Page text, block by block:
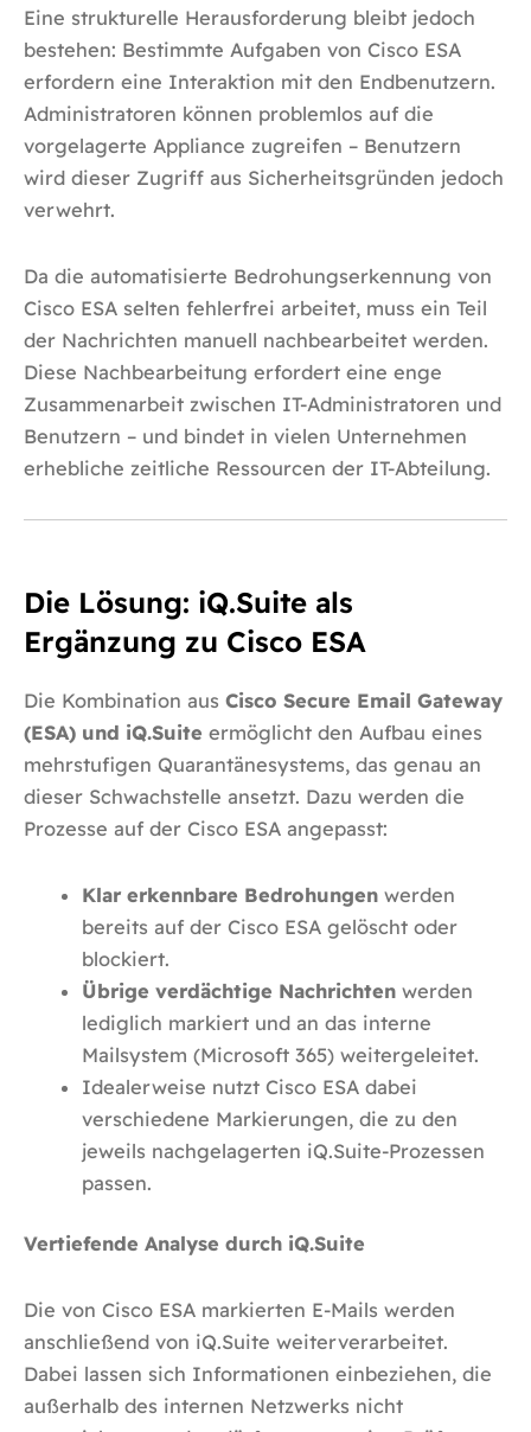
Eine strukturelle Herausforderung bleibt jedoch
bestehen: Bestimmte Aufgaben von Cisco ESA
erfordern eine Interaktion mit den Endbenutzern.
Administratoren können problemlos auf die
vorgelagerte Appliance zugreifen – Benutzern
wird dieser Zugriff aus Sicherheitsgründen jedoch
verwehrt.
Da die automatisierte Bedrohungserkennung von
Cisco ESA selten fehlerfrei arbeitet, muss ein Teil
der Nachrichten manuell nachbearbeitet werden.
Diese Nachbearbeitung erfordert eine enge
Zusammenarbeit zwischen IT-Administratoren und
Benutzern – und bindet in vielen Unternehmen
erhebliche zeitliche Ressourcen der IT-Abteilung.
Die Lösung: iQ.Suite als
Ergänzung zu Cisco ESA
Die Kombination aus Cisco Secure Email Gateway
(ESA) und iQ.Suite ermöglicht den Aufbau eines
mehrstufigen Quarantänesystems, das genau an
dieser Schwachstelle ansetzt. Dazu werden die
Prozesse auf der Cisco ESA angepasst:
Klar erkennbare Bedrohungen werden
bereits auf der Cisco ESA gelöscht oder
blockiert.
Übrige verdächtige Nachrichten werden
lediglich markiert und an das interne
Mailsystem (Microsoft 365) weitergeleitet.
Idealerweise nutzt Cisco ESA dabei
verschiedene Markierungen, die zu den
jeweils nachgelagerten iQ.Suite-Prozessen
passen.
Vertiefende Analyse durch iQ.Suite
Die von Cisco ESA markierten E-Mails werden
anschließend von iQ.Suite weiterverarbeitet.
Dabei lassen sich Informationen einbeziehen, die
außerhalb des internen Netzwerks nicht